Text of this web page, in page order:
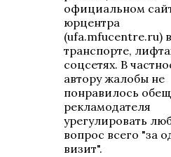
официальном
юрцентра
(ufa.mfucentre.ru) в
транспорте,
соцсетях. В
автору жалобы не
понравилось
рекламодателя
урегулировать
вопрос всего "за
визит".